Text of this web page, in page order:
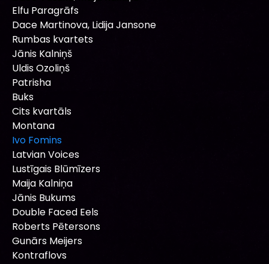
Elfu Paragrāfs
Dace Martinova, Lidija Jansone
Rumbas kvartets
Jānis Kalniņš
Uldis Ozoliņš
Patrisha
Buks
Cits kvartāls
Montana
Ivo Fomins
Latvian Voices
Lustīgais Blūmīzers
Maija Kalniņa
Jānis Bukums
Double Faced Eels
Roberts Pētersons
Gunārs Meijers
Kontraflovs